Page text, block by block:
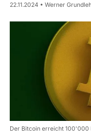
22.11.2024 • Werner
Der Bitcoin erreicht 100'000